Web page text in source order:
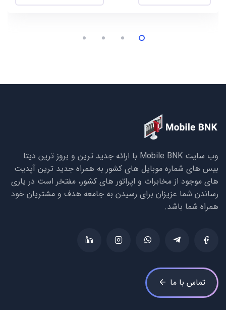
وب سایت Mobile BNK با ارائه جدید ترین و بروز ترین دیتا
بیس های شماره موبایل های کشور به همراه جدید ترین آپدیت
های موجود از مخابرات و اپراتور های کشور، مفتخر است در یاری
رساندن شما عزیزان برای رسیدن به جامعه هدف و مشتریان خود
همراه شما باشد.
تماس با ما